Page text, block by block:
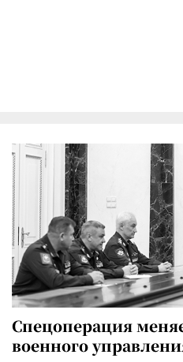
Спецоперация
военного